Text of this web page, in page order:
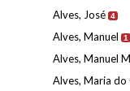
Alves, José 4
Alves, Manuel 1
Alves, Manuel
Alves, Maria do